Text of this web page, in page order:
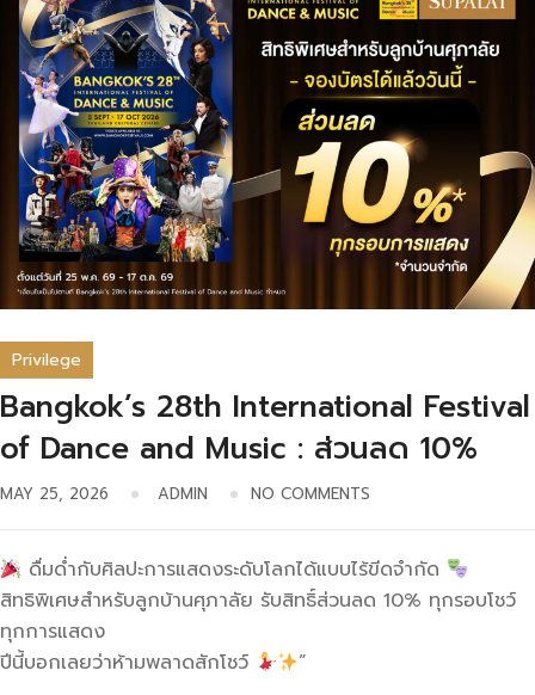
Privilege
Bangkok’s 28th International Festival
of Dance and Music : ส่วนลด 10%
MAY 25, 2026 ADMIN NO COMMENTS
ดื่มด่ำกับศิลปะการแสดงระดับโลกได้แบบไร้ขีดจำกัด
สิทธิพิเศษสำหรับลูกบ้านศุภาลัย รับสิทธิ์ส่วนลด 10% ทุกรอบโชว์
ทุกการแสดง
ปีนี้บอกเลยว่าห้ามพลาดสักโชว์
”